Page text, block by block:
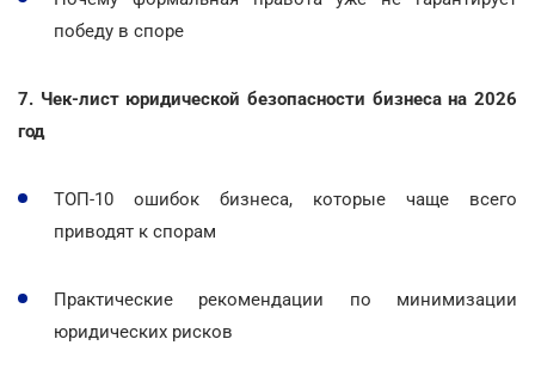
победу в споре
7. Чек-лист юридической безопасности бизнеса на 2026
год
ТОП-10 ошибок бизнеса, которые чаще всего
приводят к спорам
Практические рекомендации по минимизации
юридических рисков